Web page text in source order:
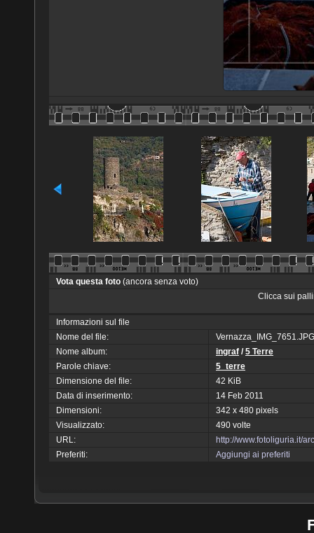
Vota questa foto (ancora senza voto)
Clicca sui
Informazioni sul file
Nome del file:
Vernazza_IMG_7651.JPG
Nome album:
ingraf /5 Terre
Parole chiave:
5_terre
Dimensione del file:
42 KiB
Data di inserimento:
14 Feb 2011
Dimensioni:
342 x 480 pixels
Visualizzato:
490 volte
URL:
http://www.fotoliguria.it/
Preferiti:
Aggiungi ai preferiti